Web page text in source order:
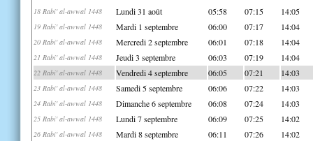
18 Rabi' al-awwal 1448 Lundi 31 août 05:58 07:15 14:05
19 Rabi' al-awwal 1448 Mardi 1 septembre 06:00 07:17 14:04
20 Rabi' al-awwal 1448 Mercredi 2 septembre 06:01 07:18 14:04
21 Rabi' al-awwal 1448 Jeudi 3 septembre 06:03 07:19 14:04
22 Rabi' al-awwal 1448 Vendredi 4 septembre 06:05 07:21 14:03
23 Rabi' al-awwal 1448 Samedi 5 septembre 06:06 07:22 14:03
24 Rabi' al-awwal 1448 Dimanche 6 septembre 06:08 07:24 14:03
25 Rabi' al-awwal 1448 Lundi 7 septembre 06:09 07:25 14:02
26 Rabi' al-awwal 1448 Mardi 8 septembre 06:11 07:26 14:02